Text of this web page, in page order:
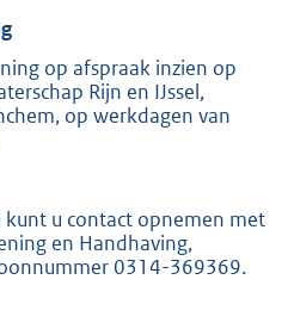
op afspraak inzien op
Rijn en IJssel,
op werkdagen van
u contact opnemen met
en Handhaving,
0314-369369.